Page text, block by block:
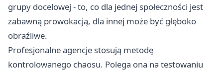
grupy docelowej - to, co dla jednej społeczności jest
zabawną prowokacją, dla innej może być głęboko
obraźliwe.
Profesjonalne agencje stosują metodę
kontrolowanego chaosu. Polega ona na testowaniu